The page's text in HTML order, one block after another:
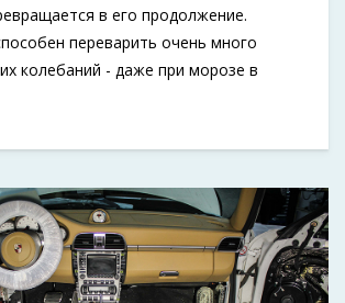
в его продолжение.
переварить очень много
колебаний - даже при морозе в